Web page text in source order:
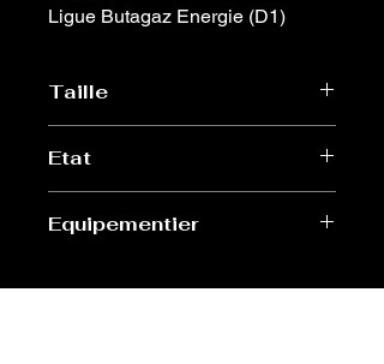
Ligue Butagaz Energie (D1)
Taille
Etat
Equipementier